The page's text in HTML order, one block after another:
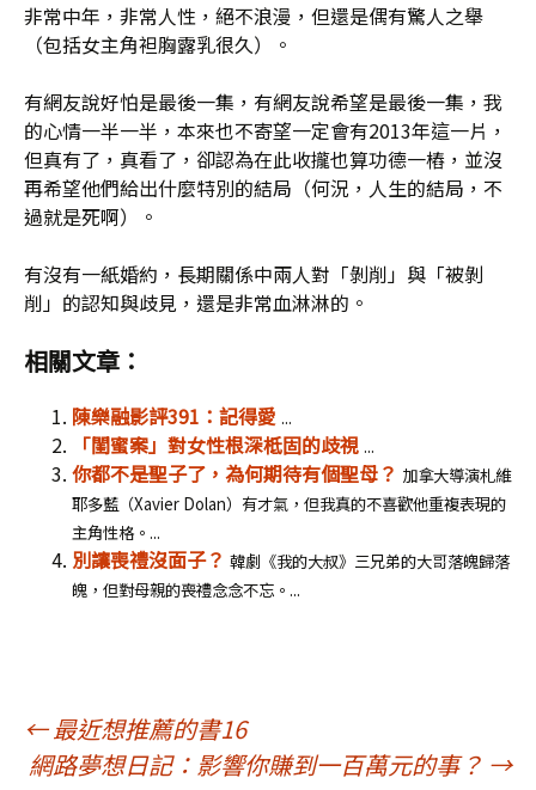
非常中年，非常人性，絕不浪漫，但還是偶有驚人之舉
（包括女主角袒胸露乳很久）。
有網友說好怕是最後一集，有網友說希望是最後一集，我
的心情一半一半，本來也不寄望一定會有2013年這一片，
但真有了，真看了，卻認為在此收攏也算功德一樁，並沒
再希望他們給出什麼特別的結局（何況，人生的結局，不
過就是死啊）。
有沒有一紙婚約，長期關係中兩人對「剝削」與「被剝
削」的認知與歧見，還是非常血淋淋的。
相關文章：
陳樂融影評391：記得愛 ...
「閨蜜案」對女性根深柢固的歧視 ...
你都不是聖子了，為何期待有個聖母？ 加拿大導演札維
耶多藍（Xavier Dolan）有才氣，但我真的不喜歡他重複表現的
主角性格。...
別讓喪禮沒面子？ 韓劇《我的大叔》三兄弟的大哥落魄歸落
魄，但對母親的喪禮念念不忘。...
文
←最近想推薦的書16
網路夢想日記：影響你賺到一百萬元的事？ →